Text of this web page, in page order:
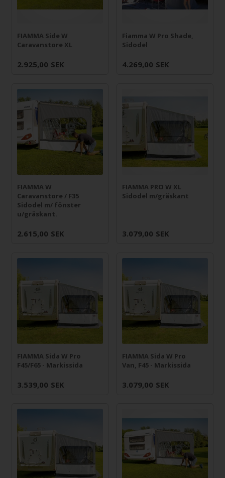
FIAMMA Side W
Caravanstore XL
2.925,00 SEK
Fiamma W Pro Shade,
Sidodel
4.269,00 SEK
FIAMMA W
Caravanstore / F35
Sidodel m/ fönster
u/gräskant.
2.615,00 SEK
FIAMMA PRO W XL
Sidodel m/gräskant
3.079,00 SEK
FIAMMA Sida W Pro
F45/F65 - Markissida
3.539,00 SEK
FIAMMA Sida W Pro
Van, F45 - Markissida
3.079,00 SEK